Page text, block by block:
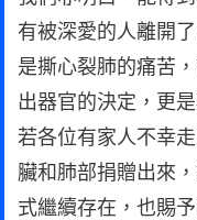
有被深愛的人離開
是撕心裂肺的痛苦
出器官的決定，更
若各位有家人不幸
臟和肺部捐贈出來
式繼續存在，也賜